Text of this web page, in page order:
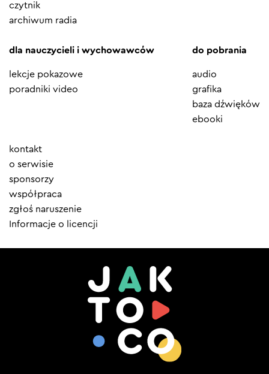
czytnik
archiwum radia
dla nauczycieli i wychowawców
lekcje pokazowe
poradniki video
do pobrania
audio
grafika
baza dźwięków
ebooki
Element
menu
kontakt
o serwisie
sponsorzy
współpraca
zgłoś naruszenie
Informacje o licencji